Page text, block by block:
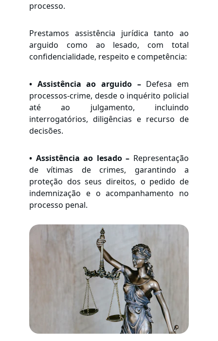
processo.
Prestamos assistência jurídica tanto ao
arguido como ao lesado, com total
confidencialidade, respeito e competência:
• Assistência ao arguido –Defesa em
processos-crime, desde o inquérito policial
até ao julgamento, incluindo
interrogatórios, diligências e recurso de
decisões.
• Assistência ao lesado – Representação
de vítimas de crimes, garantindo a
proteção dos seus direitos, o pedido de
indemnização e o acompanhamento no
processo penal.